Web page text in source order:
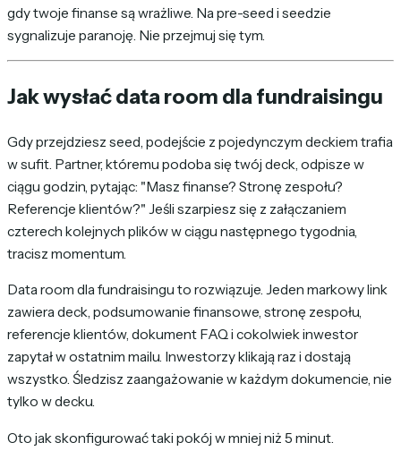
gdy twoje finanse są wrażliwe. Na pre-seed i seedzie
sygnalizuje paranoję. Nie przejmuj się tym.
Jak wysłać data room dla fundraisingu
Gdy przejdziesz seed, podejście z pojedynczym deckiem trafia
w sufit. Partner, któremu podoba się twój deck, odpisze w
ciągu godzin, pytając: "Masz finanse? Stronę zespołu?
Referencje klientów?" Jeśli szarpiesz się z załączaniem
czterech kolejnych plików w ciągu następnego tygodnia,
tracisz momentum.
Data room dla fundraisingu to rozwiązuje. Jeden markowy link
zawiera deck, podsumowanie finansowe, stronę zespołu,
referencje klientów, dokument FAQ i cokolwiek inwestor
zapytał w ostatnim mailu. Inwestorzy klikają raz i dostają
wszystko. Śledzisz zaangażowanie w każdym dokumencie, nie
tylko w decku.
Oto jak skonfigurować taki pokój w mniej niż 5 minut.